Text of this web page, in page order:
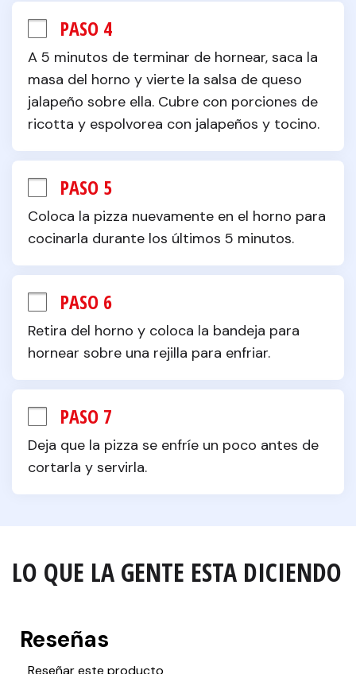
PASO 4
A 5 minutos de terminar de hornear, saca la
masa del horno y vierte la salsa de queso
jalapeño sobre ella. Cubre con porciones de
ricotta y espolvorea con jalapeños y tocino.
PASO 5
Coloca la pizza nuevamente en el horno para
cocinarla durante los últimos 5 minutos.
PASO 6
Retira del horno y coloca la bandeja para
hornear sobre una rejilla para enfriar.
PASO 7
Deja que la pizza se enfríe un poco antes de
cortarla y servirla.
LO QUE LA GENTE ESTA DICIENDO